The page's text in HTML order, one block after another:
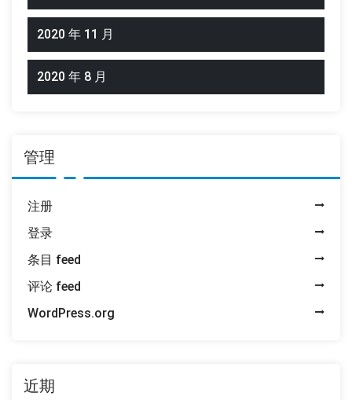
2020 年 11 月
2020 年 8 月
管理
注册
登录
条目 feed
评论 feed
WordPress.org
近期